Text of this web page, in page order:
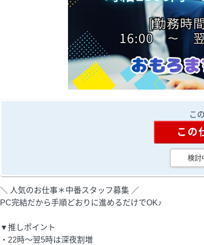
こ
この
検討
＼ 人気のお仕事＊中番スタッフ募集 ／
PC完結だから手順どおりに進めるだけでOK♪
▼推しポイント
・22時～翌5時は深夜割増